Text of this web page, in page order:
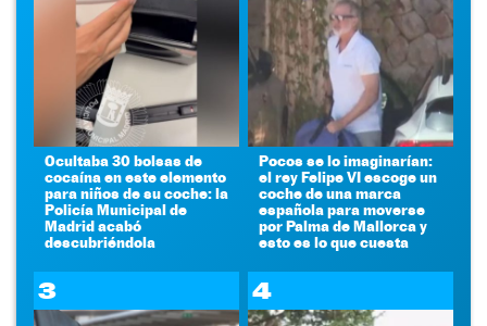
Ocultaba 30 bolsas de
cocaína en este elemento
para niños de su coche: la
Policía Municipal de
Madrid acabó
descubriéndola
Pocos se lo imaginarían:
el rey Felipe VI escoge un
coche de una marca
española para moverse
por Palma de Mallorca y
esto es lo que cuesta
3 4